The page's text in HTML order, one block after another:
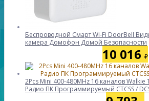
Беспроводной Смарт Wi-Fi DoorBell
камера Домофон Домой Безопасности
10 016 ₽
2Pcs Mini 400-480MHz 16 каналов Walkie
Радио ПК Программируемый CTCSS /